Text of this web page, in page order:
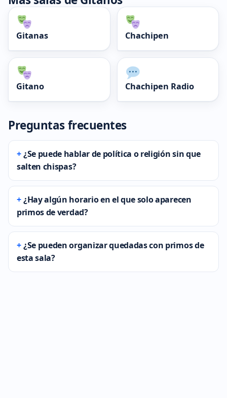
Gitanas Chachipen
Gitano Chachipen Radio
Preguntas frecuentes
¿Se puede hablar de política o religión sin que
salten chispas?
¿Hay algún horario en el que solo aparecen
primos de verdad?
¿Se pueden organizar quedadas con primos de
esta sala?